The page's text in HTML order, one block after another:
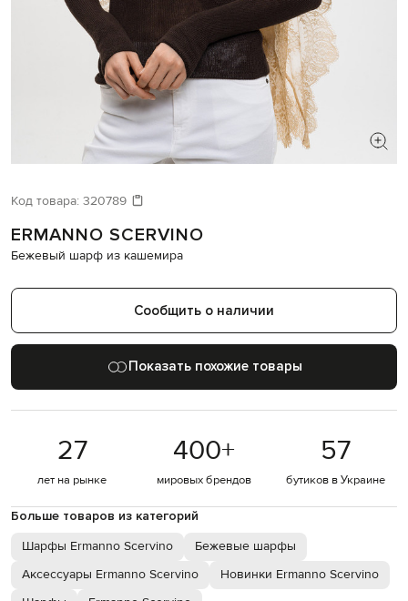
Давайте подберем что-то еще
Похожие товары
Код товара: 320789
ERMANNO SCERVINO
Бежевый шарф из кашемира
Сообщить о наличии
Показать похожие товары
27
лет на рынке
400+
мировых брендов
57
бутиков в Украине
Больше товаров из категорий
Шарфы Ermanno Scervino
Бежевые шарфы
Аксессуары Ermanno Scervino
Новинки Ermanno Scervino